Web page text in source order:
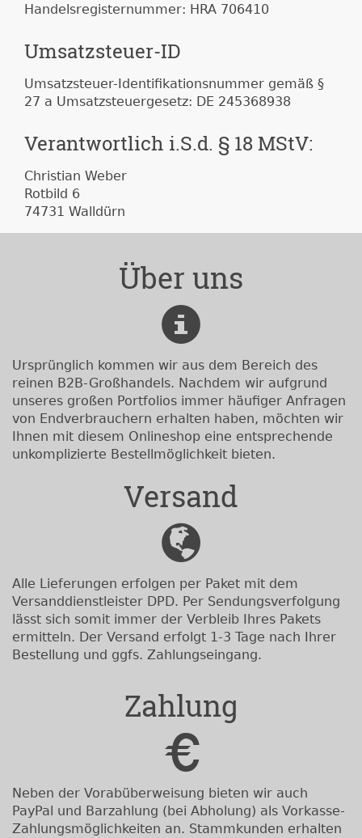
Handelsregisternummer: HRA 706410
Umsatzsteuer-ID
Umsatzsteuer-Identifikationsnummer gemäß §
27 a Umsatzsteuergesetz: DE 245368938
Verantwortlich i.S.d. § 18 MStV:
Christian Weber
Rotbild 6
74731 Walldürn
Über uns
Ursprünglich kommen wir aus dem Bereich des
reinen B2B-Großhandels. Nachdem wir aufgrund
unseres großen Portfolios immer häufiger Anfragen
von Endverbrauchern erhalten haben, möchten wir
Ihnen mit diesem Onlineshop eine entsprechende
unkomplizierte Bestellmöglichkeit bieten.
Versand
Alle Lieferungen erfolgen per Paket mit dem
Versanddienstleister DPD. Per Sendungsverfolgung
lässt sich somit immer der Verbleib Ihres Pakets
ermitteln. Der Versand erfolgt 1-3 Tage nach Ihrer
Bestellung und ggfs. Zahlungseingang.
Zahlung
Neben der Vorabüberweisung bieten wir auch
PayPal und Barzahlung (bei Abholung) als Vorkasse-
Zahlungsmöglichkeiten an. Stammkunden erhalten